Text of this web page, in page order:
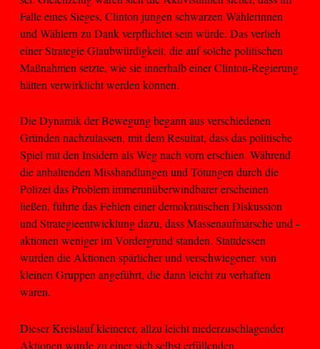
Falle eines Sieges, Clinton jungen schwarzen Wählerinnen
und Wählern zu Dank verpflichtet sein würde. Das verlieh
einer Strategie Glaubwürdigkeit, die auf solche politischen
Maßnahmen setzte, wie sie innerhalb einer Clinton-Regierung
hätten verwirklicht werden können.
Die Dynamik der Bewegung begann aus verschiedenen
Gründen nachzulassen, mit dem Resultat, dass das politische
Spiel mit den Insidern als Weg nach vorn erschien. Während
die anhaltenden Misshandlungen und Tötungen durch die
Polizei das Problem immerunüberwindbarer erscheinen
ließen, führte das Fehlen einer demokratischen Diskussion
und Strategieentwicklung dazu, dass Massenaufmärsche und -
aktionen weniger im Vordergrund standen. Stattdessen
wurden die Aktionen spärlicher und verschwiegener, von
kleinen Gruppen angeführt, die dann leicht zu verhaften
waren.
Dieser Kreislauf kleinerer, allzu leicht niederzuschlagender
Aktionen wurde zu einer sich selbst erfüllenden